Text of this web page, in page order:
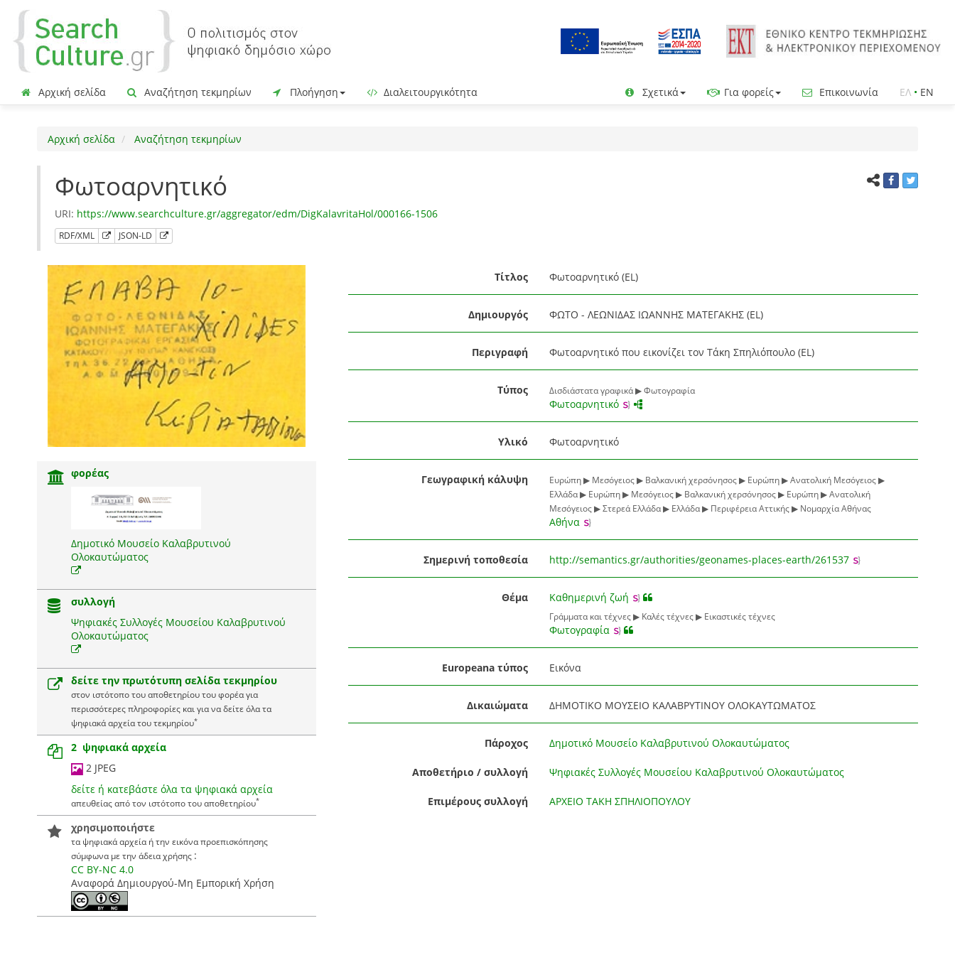
Αρχική σελίδα Αναζήτηση τεκμηρίων Πλοήγηση Διαλειτουργικότητα Σχετικά Για φορείς Επικοινωνία ΕΛ • EN
Αρχική σελίδα Αναζήτηση τεκμηρίων
Φωτοαρνητικό
URI: https://www.searchculture.gr/aggregator/edm/DigKalavritaHol/000166-1506
RDF/XML JSON-LD
φορέας
Δημοτικό Μουσείο Καλαβρυτινού
Ολοκαυτώματος
συλλογή
Ψηφιακές Συλλογές Μουσείου Καλαβρυτινού
Ολοκαυτώματος
δείτε την πρωτότυπη σελίδα τεκμηρίου
στον ιστότοπο του αποθετηρίου του φορέα για
περισσότερες πληροφορίες και για να δείτε όλα τα
ψηφιακά αρχεία του τεκμηρίου*
2 ψηφιακά αρχεία
2 JPEG
δείτε ή κατεβάστε όλα τα ψηφιακά αρχεία
απευθείας από τον ιστότοπο του αποθετηρίου*
χρησιμοποιήστε
τα ψηφιακά αρχεία ή την εικόνα προεπισκόπησης
σύμφωνα με την άδεια χρήσης :
CC BY-NC 4.0
Αναφορά Δημιουργού-Μη Εμπορική Χρήση
Τίτλος Φωτοαρνητικό (EL)
Δημιουργός ΦΩΤΟ - ΛΕΩΝΙΔΑΣ ΙΩΑΝΝΗΣ ΜΑΤΕΓΑΚΗΣ (EL)
Περιγραφή Φωτοαρνητικό που εικονίζει τον Τάκη Σπηλιόπουλο (EL)
Τύπος Δισδιάστατα γραφικά ▶ Φωτογραφία
Φωτοαρνητικό
Υλικό Φωτοαρνητικό
Γεωγραφική κάλυψη
Ευρώπη ▶ Μεσόγειος ▶ Βαλκανική χερσόνησος ▶ Ευρώπη ▶ Ανατολική Μεσόγειος ▶
Ελλάδα ▶ Ευρώπη ▶ Μεσόγειος ▶ Βαλκανική χερσόνησος ▶ Ευρώπη ▶ Ανατολική
Μεσόγειος ▶ Στερεά Ελλάδα ▶ Ελλάδα ▶ Περιφέρεια Αττικής ▶ Νομαρχία Αθήνας
Αθήνα
Σημερινή τοποθεσία http://semantics.gr/authorities/geonames-places-earth/261537
Θέμα Καθημερινή ζωή
Γράμματα και τέχνες ▶ Καλές τέχνες ▶ Εικαστικές τέχνες
Φωτογραφία
Europeana τύπος Εικόνα
Δικαιώματα ΔΗΜΟΤΙΚΟ ΜΟΥΣΕΙΟ ΚΑΛΑΒΡΥΤΙΝΟΥ ΟΛΟΚΑΥΤΩΜΑΤΟΣ
Πάροχος Δημοτικό Μουσείο Καλαβρυτινού Ολοκαυτώματος
Αποθετήριο / συλλογή Ψηφιακές Συλλογές Μουσείου Καλαβρυτινού Ολοκαυτώματος
Επιμέρους συλλογή ΑΡΧΕΙΟ ΤΑΚΗ ΣΠΗΛΙΟΠΟΥΛΟΥ